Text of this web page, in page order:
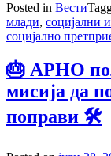
Posted in Вести
млади, социјални
социјално
🎂 АРНО
мисија да
поправи 🛠️